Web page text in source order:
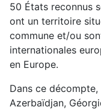
50 États reconnus
ont un territoire
commune et/ou
internationales
en Europe.
Dans ce
Azerbaïdjan,